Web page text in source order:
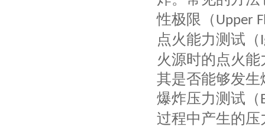
性极限（ Upper
点火能力测试（
火源时的点火
其是否能够发
爆炸压力测试（
过程中产生的